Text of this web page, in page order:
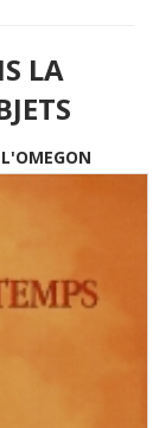
LA